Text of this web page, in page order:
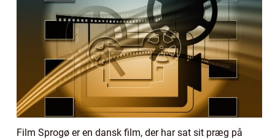
Film Sprogø er en dansk film, der har sat sit præg på